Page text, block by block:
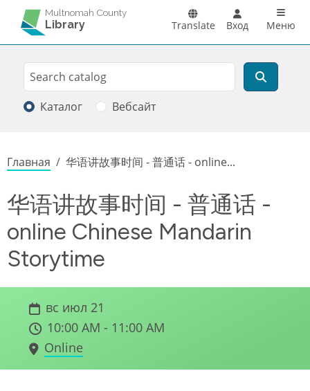
Перейти к основному содержанию
Multnomah County
Library Translate Вход Main
Меню
Search
Поиск
Каталог Вебсайт
Строка навигации
Главная 华语讲故事时间 - 普通话 - online...
华语讲故事时间 - 普通话 -
online Chinese Mandarin
Storytime
вс июл 21
10:00 AM - 11:00 AM
Online